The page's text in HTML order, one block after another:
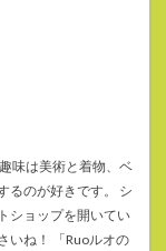
味は美術と着物、ベ
るのが好きです。 シ
ショップを開いてい
いね！ 「Ruoルオの